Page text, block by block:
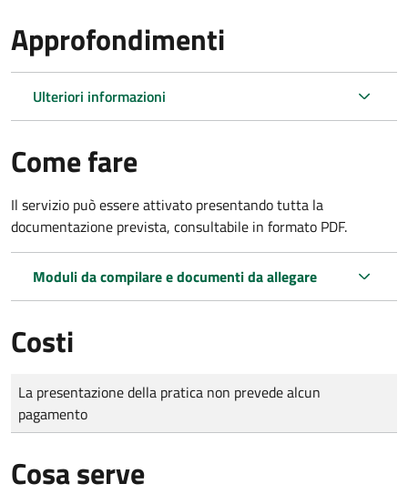
Approfondimenti
Ulteriori informazioni
Come fare
Il servizio può essere attivato presentando tutta la
documentazione prevista, consultabile in formato PDF.
Moduli da compilare e documenti da allegare
Costi
Tipo di pagamento
Importo
La presentazione della pratica non prevede alcun
pagamento
Cosa serve